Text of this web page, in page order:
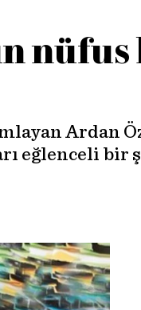
nüfus
Ardan
eğlenceli bir